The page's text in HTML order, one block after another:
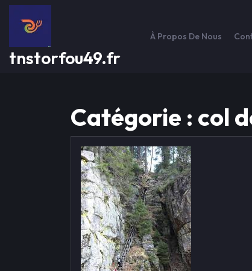
Passer
contenu
tnstorfou49.fr
À Propos De Nous
Catégorie : col